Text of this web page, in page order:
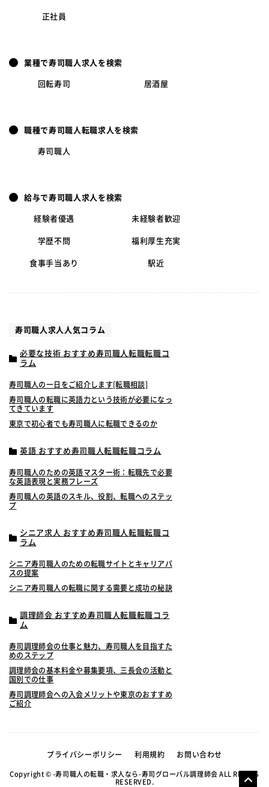
正社員
業種で寿司職人求人を検索
回転寿司 居酒屋
職種で寿司職人転職求人を検索
寿司職人
給与で寿司職人求人を検索
経験者優遇 未経験者歓迎
学歴不問 福利厚生充実
食事手当あり 駅近
寿司職人求人人気コラム
必要な技術 おすすめ寿司職人転職転職コ
ラム
寿司職人の一日をご紹介します[転職相談]
寿司職人の転職に英語力という技術が必要になっ
てきています
東京で初心者でも寿司職人に転職できるのか
英語 おすすめ寿司職人転職転職コラム
寿司職人のための英語マスター術：転職先で必要
な英語表現と実務フレーズ
寿司職人の英語のスキル、役割、転職へのステッ
プ
シニア求人 おすすめ寿司職人転職転職コ
ラム
シニア寿司職人のための転職サイトとキャリアパ
スの提案
シニア寿司職人の転職に関する需要と成功の秘訣
調理師会 おすすめ寿司職人転職転職コラ
ム
寿司調理師会の仕事と魅力、寿司職人を目指すた
めのステップ
調理師会の基本料金や募集要項、三長会の活動と
国別での仕事
寿司調理師会への入会メリットや東京のおすすめ
ご紹介
プライバシーポリシー 利用規約 お問い合わせ
Copyright © -寿司職人の転職・求人なら-寿司グローバル調理師会 ALL RIGHTS
RESERVED.